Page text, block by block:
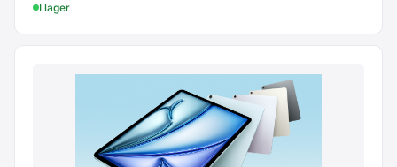
I lager